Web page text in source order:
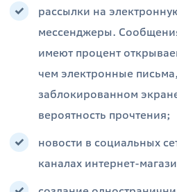
рассылки на
мессенджеры.
имеют процент
чем электронные
заблокированном
вероятность прочтения;
новости в социальных
каналах интернет-